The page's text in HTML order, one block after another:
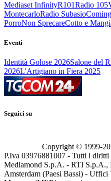
Mediaset InfinityR101Radio 105
MontecarloRadio Subasio
PorroNon SprecareCotto e
Eventi
Identità Golose 2026Salone del
2026L'Artigiano in Fiera 2025
Seguici su
Copyright © 1999-
P.Iva 03976881007 - Tutti i
Mediamond S.p.A. - RTI S.p.A.,
Amsterdam (Paesi Bassi) -